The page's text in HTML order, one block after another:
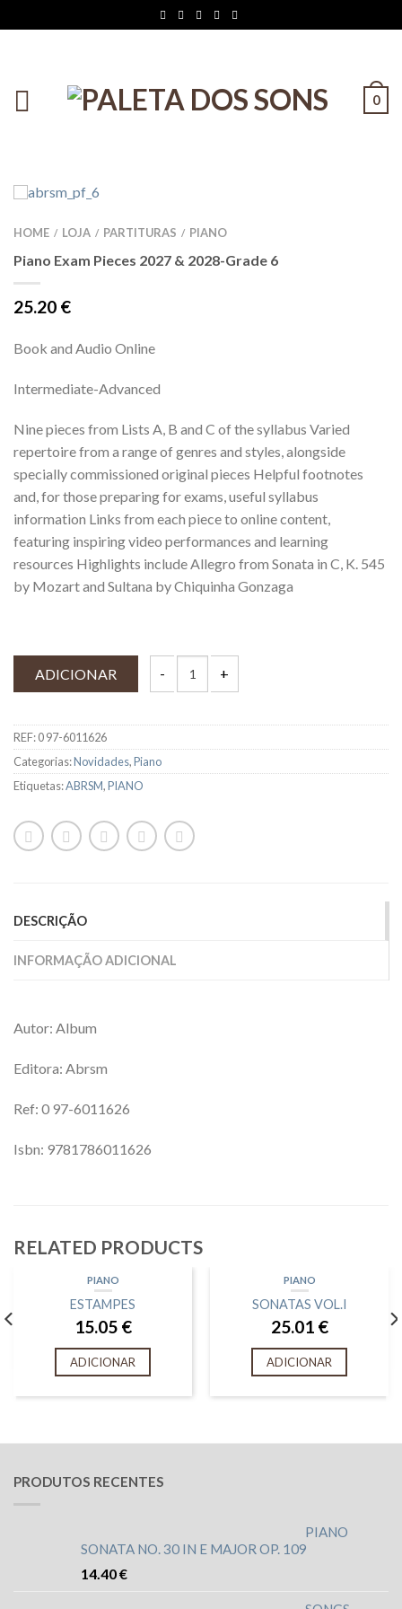
0
HOME / LOJA / PARTITURAS / PIANO
Piano Exam Pieces 2027 & 2028-Grade 6
25.20 €
Book and Audio Online
Intermediate-Advanced
Nine pieces from Lists A, B and C of the syllabus Varied
repertoire from a range of genres and styles, alongside
specially commissioned original pieces Helpful footnotes
and, for those preparing for exams, useful syllabus
information Links from each piece to online content,
featuring inspiring video performances and learning
resources Highlights include Allegro from Sonata in C, K. 545
by Mozart and Sultana by Chiquinha Gonzaga
ADICIONAR
REF:0 97-6011626
Categorias:Novidades,Piano
Etiquetas:ABRSM,PIANO
DESCRIÇÃO
INFORMAÇÃO ADICIONAL
Autor: Album
Editora: Abrsm
Ref: 0 97-6011626
Isbn: 9781786011626
RELATED PRODUCTS
PIANO
ESTAMPES
15.05 €
ADICIONAR
PIANO
SONATAS VOL.I
25.01 €
ADICIONAR
PRODUTOS RECENTES
PIANO
SONATA NO. 30 IN E MAJOR OP. 109
14.40€